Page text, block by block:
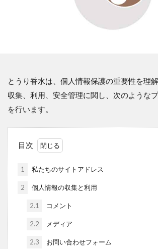
とうり香水は、個人情報保護の重要性を理
収集、利用、安全管理に関し、次のような
を行います。
目次
1 私たちのサイトアドレス
2 個人情報の収集と利用
2.1 コメント
2.2 メディア
2.3 お問い合わせフォーム